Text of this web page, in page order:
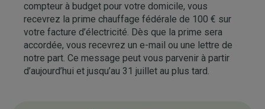
compteur à budget pour votre domicile, vous
recevrez la prime chauffage fédérale de 100 € sur
votre facture d’électricité. Dès que la prime sera
accordée, vous recevrez un e-mail ou une lettre de
notre part. Ce message peut vous parvenir à partir
d’aujourd’hui et jusqu’au 31 juillet au plus tard.